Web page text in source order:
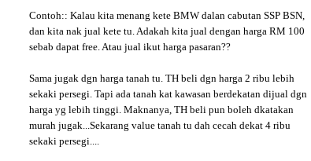
Contoh:: Kalau kita menang kete BMW dalan cabutan SSP BSN,
dan kita nak jual kete tu. Adakah kita jual dengan harga RM 100
sebab dapat free. Atau jual ikut harga pasaran??
Sama jugak dgn harga tanah tu. TH beli dgn harga 2 ribu lebih
sekaki persegi. Tapi ada tanah kat kawasan berdekatan dijual dgn
harga yg lebih tinggi. Maknanya, TH beli pun boleh dkatakan
murah jugak...Sekarang value tanah tu dah cecah dekat 4 ribu
sekaki persegi....